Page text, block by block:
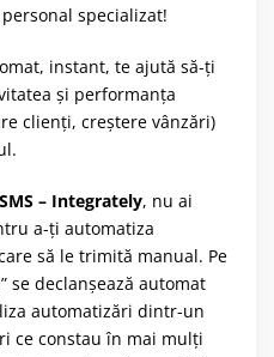
specializat!
instant, te ajută să-ți
și performanța
clienți, creștere vânzări)
– Integrately, nu ai
a-ți automatiza
să le trimită manual. Pe
se declanșează automat
automatizări dintr-un
ce constau în mai mulți